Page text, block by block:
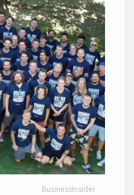
BusinessInsider